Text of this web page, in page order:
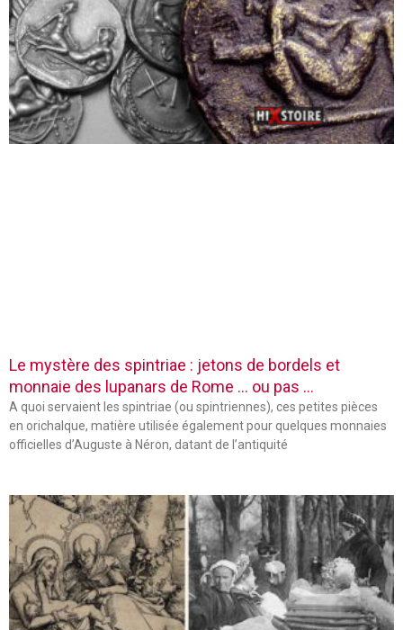
Le mystère des spintriae : jetons de bordels et
monnaie des lupanars de Rome … ou pas …
A quoi servaient les spintriae (ou spintriennes), ces petites pièces
en orichalque, matière utilisée également pour quelques monnaies
officielles d’Auguste à Néron, datant de l’antiquité